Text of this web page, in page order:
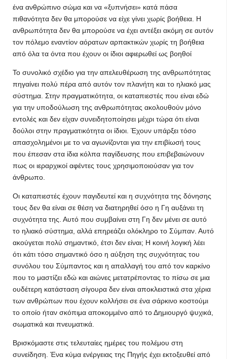
ένα ανθρώπινο σώμα και να «ξυπνήσει» κατά πάσα
πιθανότητα δεν θα μπορούσε να είχε γίνει χωρίς βοήθεια. Η
ανθρωπότητα δεν θα μπορούσε να έχει αντέξει ακόμη σε αυτόν
τον πόλεμο εναντίον αόρατων αρπακτικών χωρίς τη βοήθεια
από όλα τα όντα που έχουν οι ίδιοι αφιερωθεί ως βοηθοί
Το συνολικό σχέδιο για την απελευθέρωση της ανθρωπότητας
πηγαίνει πολύ πέρα ​​από αυτόν τον πλανήτη και το ηλιακό μας
σύστημα. Στην πραγματικότητα, οι καταπιεστές που είναι εδώ
για την υποδούλωση της ανθρωπότητας ακολουθούν μόνο
εντολές και δεν είχαν συνειδητοποίησει μέχρι τώρα ότι είναι
δούλοι στην πραγματικότητα οι ίδιοι. Έχουν υπάρξει τόσο
απασχολημένοι με το να αγωνίζονται για την επιβίωσή τους
που έπεσαν στα ίδια κόλπα παγίδευσης που επιβεβαιώνουν
πως οι ιεραρχικοί αφέντες τους χρησιμοποιούσαν για τον
άνθρωπο.
Οι καταπιεστές έχουν παγιδευτεί και η συχνότητα της δόνησης
τους δεν θα είναι σε θέση να διατηρηθεί όσο η Γη αυξάνει τη
συχνότητα της. Αυτό που συμβαίνει στη Γη δεν μένει σε αυτό
το ηλιακό σύστημα, αλλά επηρεάζει ολόκληρο το Σύμπαν. Αυτό
ακούγεται πολύ σημαντικό, έτσι δεν είναι; Η κοινή λογική λέει
ότι κάτι τόσο σημαντικό όσο η αύξηση της συχνότητας του
συνόλου του Σύμπαντος και η απαλλαγή του από τον καρκίνο
που το μαστίζει εδώ και αιώνες μετατρέποντας το πίσω σε μια
ουδέτερη κατάσταση σίγουρα δεν είναι αποκλειστικά στα χέρια
των ανθρώπων που έχουν κολλήσει σε ένα σάρκινο κοστούμι
το οποίο ήταν σκόπιμα αποκομμένο από το Δημιουργό ψυχικά,
σωματικά και πνευματικά.
Βρισκόμαστε στις τελευταίες ημέρες του πολέμου στη
συνείδηση. Ένα κύμα ενέργειας της Πηγής έχει εκτοξευθεί από